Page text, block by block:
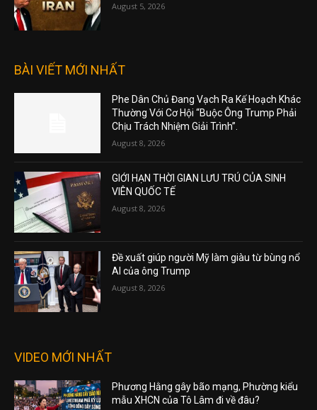
August 5, 2026
BÀI VIẾT MỚI NHẤT
Phe Dân Chủ Đang Vạch Ra Kế Hoạch Khác
Thường Với Cơ Hội “Buộc Ông Trump Phải
Chịu Trách Nhiệm Giải Trình”.
August 8, 2026
GIỚI HẠN THỜI GIAN LƯU TRÚ CỦA SINH
VIÊN QUỐC TẾ
August 8, 2026
Đề xuất giúp người Mỹ làm giàu từ bùng nổ
AI của ông Trump
August 8, 2026
VIDEO MỚI NHẤT
Phương Hằng gây bão mạng, Phường kiểu
mẫu XHCN của Tô Lâm đi về đâu?